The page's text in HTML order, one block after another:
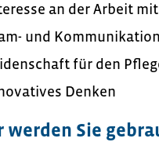
an der Arbeit
und
für den
Denken
werden Sie